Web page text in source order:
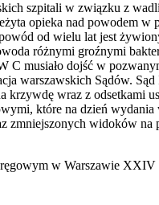
szpitali w związku z
opieka nad powodem
od wielu lat jest
różnymi groźnymi
musiało dojść w
warszawskich Sądów.
krzywdę wraz z
które na dzień
zmniejszonych widoków
w Warszawie